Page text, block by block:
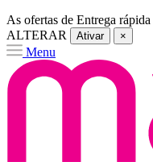
As ofertas de Entrega rápida
ALTERAR
Ativar ×
Menu